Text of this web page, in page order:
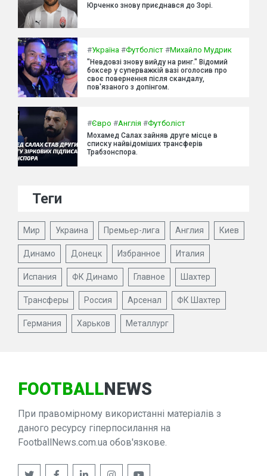
Юрченко знову приєднався до Зорі.
#Україна #Футболіст #Михайло Мудрик
"Невдовзі знову вийду на ринг." Відомий
боксер у суперважкій вазі оголосив про
своє повернення після скандалу,
пов'язаного з допінгом.
#Євро #Англія #Футболіст
Мохамед Салах зайняв друге місце в
списку найвідоміших трансферів
Трабзонспора.
Теги
Мир Украина Премьер-лига Англия Киев
Динамо Донецк Избранное Италия
Испания ФК Динамо Главное Шахтер
Трансферы Россия Арсенал ФК Шахтер
Германия Харьков Металлург
FOOTBALLNEWS
При правомірному використанні матеріалів з
даного ресурсу гіперпосилання на
FootballNews.com.ua обов'язкове.